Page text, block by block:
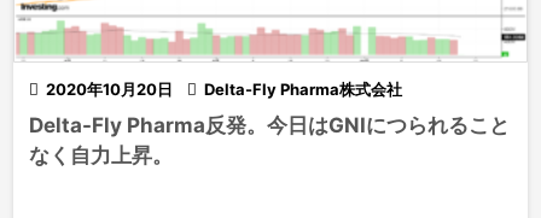
 2020年10月20日  Delta-Fly Pharma株式会社
Delta-Fly Pharma反発。今日はGNIにつられること
なく自力上昇。